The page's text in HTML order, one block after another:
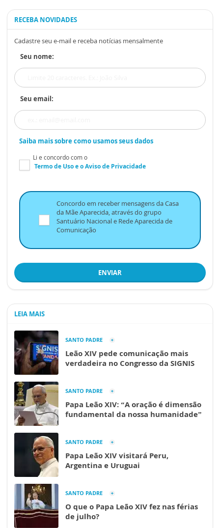
RECEBA NOVIDADES
Cadastre seu e-mail e receba notícias mensalmente
Seu nome:
Seu email:
Saiba mais sobre como usamos seus dados
Li e concordo com o
Termo de Usoe oAviso de Privacidade
Concordo em receber mensagens da Casa
da Mãe Aparecida, através do grupo
Santuário Nacional e Rede Aparecida de
Comunicação
ENVIAR
LEIA MAIS
SANTO PADRE
Leão XIV pede comunicação mais
verdadeira no Congresso da SIGNIS
SANTO PADRE
Papa Leão XIV: “A oração é dimensão
fundamental da nossa humanidade”
SANTO PADRE
Papa Leão XIV visitará Peru,
Argentina e Uruguai
SANTO PADRE
O que o Papa Leão XIV fez nas férias
de julho?